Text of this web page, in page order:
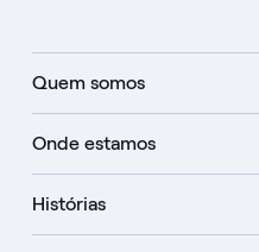
Quem somos
Onde estamos
Histórias